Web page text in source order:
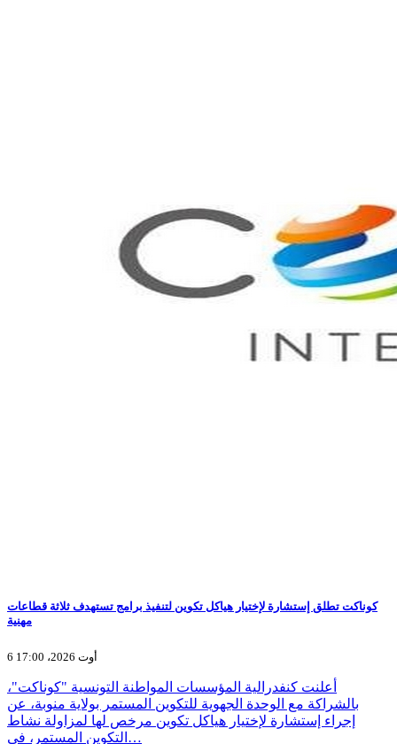
كوناكت تطلق إستشارة لإختيار هياكل تكوين لتنفيذ برامج تستهدف ثلاثة قطاعات
مهنية
6 أوت 2026، 17:00
أعلنت كنفدرالية المؤسسات المواطنة التونسية "كوناكت"،
بالشراكة مع الوحدة الجهوية للتكوين المستمر بولاية منوبة، عن
إجراء إستشارة لإختيار هياكل تكوين مرخص لها لمزاولة نشاط
التكوين المستمر، في…